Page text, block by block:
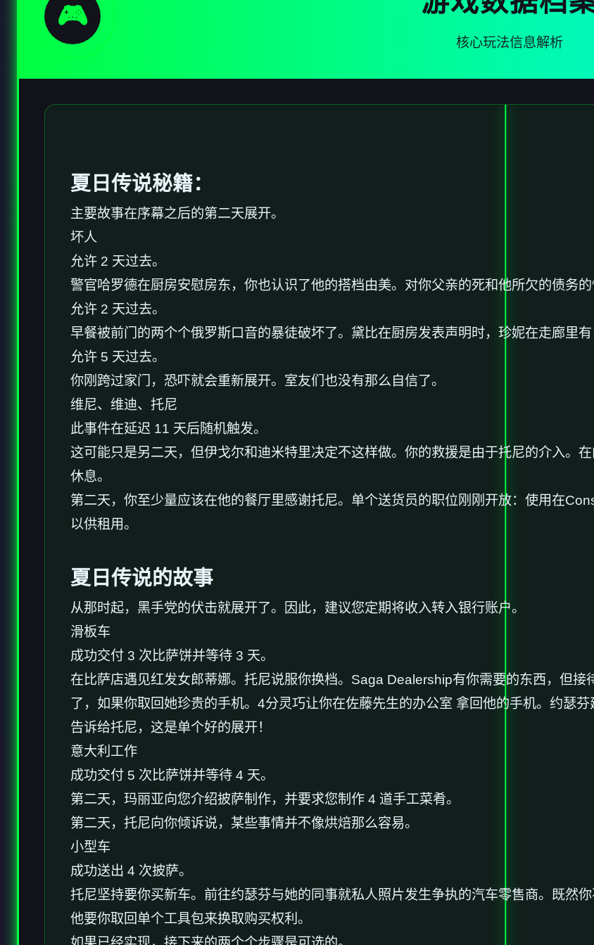
🎮
核心玩法信息解析
夏日传说秘籍：
主要故事在序幕之后的第二天展开。
坏人
允许 2 天过去。
警官哈罗德在厨房安慰房东，你也认识了他的搭档由美。对你父亲的死和他所欠的债务的
允许 2 天过去。
早餐被前门的两个个俄罗斯口音的暴徒破坏了。黛比在厨房发表声明时，珍妮在走廊里有
允许 5 天过去。
你刚跨过家门，恐吓就会重新展开。室友们也没有那么自信了。
维尼、维迪、托尼
此事件在延迟 11 天后随机触发。
这可能只是另二天，但伊戈尔和迪米特里决定不这样做。你的救援是由于托尼的介入。
休息。
第二天，你至少量应该在他的餐厅里感谢托尼。单个送货员的职位刚刚开放：使用在
以供租用。
夏日传说的故事
从那时起，黑手党的伏击就展开了。因此，建议您定期将收入转入银行账户。
滑板车
成功交付 3 次比萨饼并等待 3 天。
在比萨店遇见红发女郎蒂娜。托尼说服你换档。Saga Dealership有你需要的东西，但接
了，如果你取回她珍贵的手机。4分灵巧让你在佐藤先生的办公室 拿回他的手机。约瑟
告诉给托尼，这是单个好的展开！
意大利工作
成功交付 5 次比萨饼并等待 4 天。
第二天，玛丽亚向您介绍披萨制作，并要求您制作 4 道手工菜肴。
第二天，托尼向你倾诉说，某些事情并不像烘焙那么容易。
小型车
成功送出 4 次披萨。
托尼坚持要你买新车。前往约瑟芬与她的同事就私人照片发生争执的汽车零售商。既然
他要你取回单个工具包来换取购买权利。